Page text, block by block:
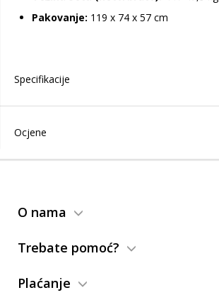
Pakovanje: 119 x 74 x 57 cm
Specifikacije
Ocjene
O nama
Trebate pomoć?
Plaćanje